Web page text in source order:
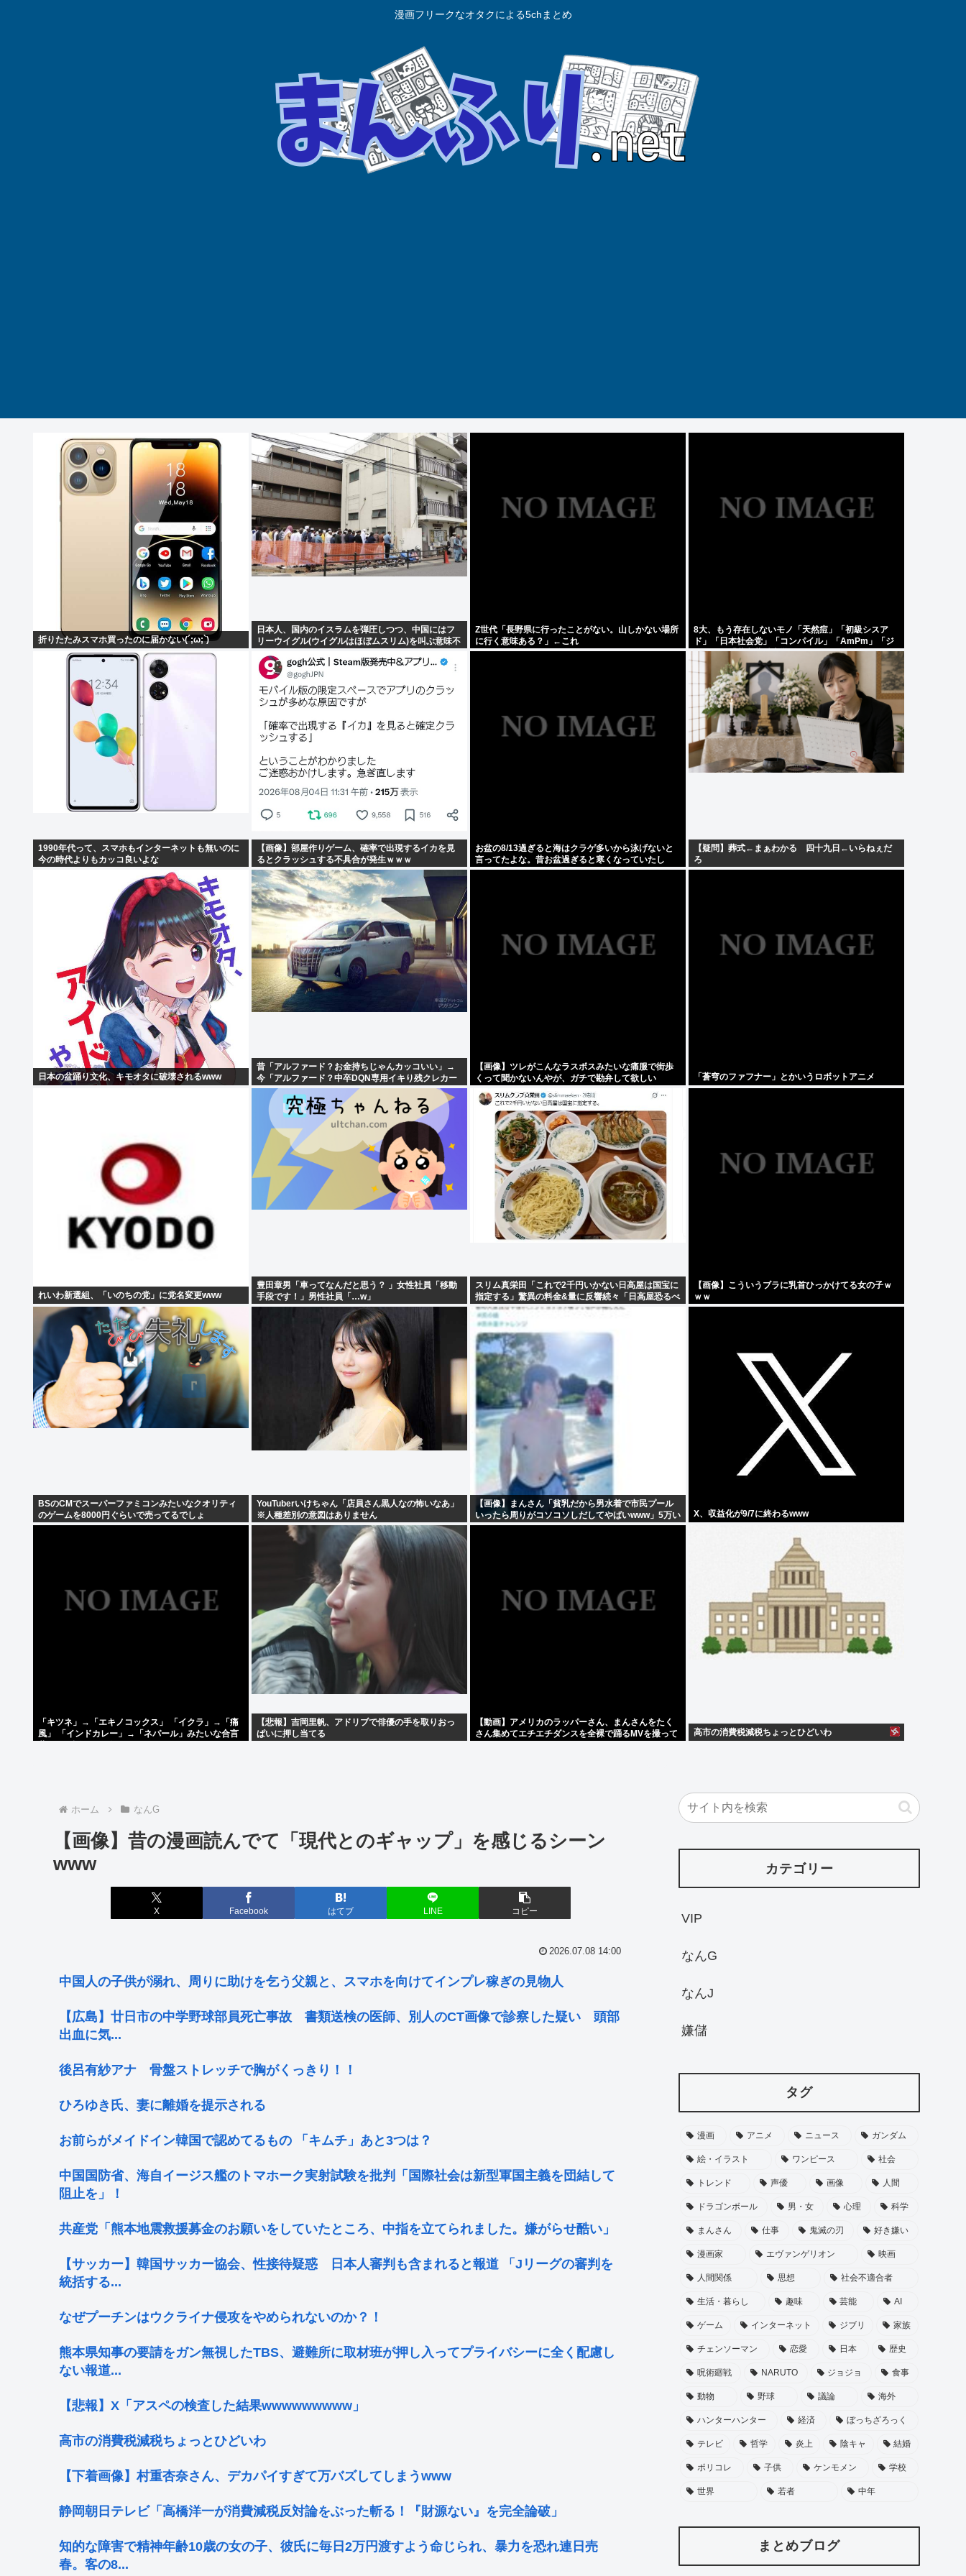
漫画フリークなオタクによる5chまとめ
折りたたみスマホ買ったのに届かない(´;ω;`)
日本人、国内のイスラムを弾圧しつつ、中国にはフ
リーウイグル(ウイグルはほぼムスリム)を叫ぶ意味不
Z世代「長野県に行ったことがない。山しかない場所
に行く意味ある？」←これ
8大、もう存在しないモノ「天然痘」「初級シスア
ド」「日本社会党」「コンパイル」「AmPm」「ジ
ャスコ」「共立薬科大学」
1990年代って、スマホもインターネットも無いのに
今の時代よりもカッコ良いよな
【画像】部屋作りゲーム、確率で出現するイカを見
るとクラッシュする不具合が発生ｗｗｗ
お盆の8/13過ぎると海はクラゲ多いから泳げないと
言ってたよな。昔お盆過ぎると寒くなっていたし
【疑問】葬式←まぁわかる 四十九日←いらねぇだ
ろ
日本の盆踊り文化、キモオタに破壊されるwww
昔「アルファード？お金持ちじゃんカッコいい」→
今「アルファード？中卒DQN専用イキり残クレカー
じゃんwww」
【画像】ツレがこんなラスボスみたいな痛服で街歩
くって聞かないんやが、ガチで勘弁して欲しい
「蒼穹のファフナー」とかいうロボットアニメ
れいわ新選組、「いのちの党」に党名変更www
豊田章男「車ってなんだと思う？ 」女性社員「移動
手段です！」男性社員「…w」
スリム真栄田「これで2千円いかない日高屋は国宝に
指定する」驚異の料金&量に反響続々「日高屋恐るべ
し！」
【画像】こういうブラに乳首ひっかけてる女の子ｗ
ｗｗ
BSのCMでスーパーファミコンみたいなクオリティ
のゲームを8000円ぐらいで売ってるでしょ
YouTuberいけちゃん「店員さん黒人なの怖いなあ」
※人種差別の意図はありません
【画像】まんさん「貧乳だから男水着で市民プール
いったら周りがコソコソしだしてやばいwww」5万い
いね
X、収益化が9/7に終わるwww
「キツネ」→「エキノコックス」 「イクラ」→「痛
風」 「インドカレー」→「ネパール」みたいな合言
【悲報】吉岡里帆、アドリブで俳優の手を取りおっ
ぱいに押し当てる
【動画】アメリカのラッパーさん、まんさんをたく
さん集めてエチエチダンスを全裸で踊るMVを撮って
高市の消費税減税ちょっとひどいわ
ホーム なんG
【画像】昔の漫画読んでて「現代とのギャップ」を感じるシーン
www
X Facebook はてブ LINE コピー
2026.07.08 14:00
中国人の子供が溺れ、周りに助けを乞う父親と、スマホを向けてインプレ稼ぎの見物人
【広島】廿日市の中学野球部員死亡事故 書類送検の医師、別人のCT画像で診察した疑い 頭部
出血に気...
後呂有紗アナ 骨盤ストレッチで胸がくっきり！！
ひろゆき氏、妻に離婚を提示される
お前らがメイドイン韓国で認めてるもの 「キムチ」あと3つは？
中国国防省、海自イージス艦のトマホーク実射試験を批判「国際社会は新型軍国主義を団結して
阻止を」！
共産党「熊本地震救援募金のお願いをしていたところ、中指を立てられました。嫌がらせ酷い」
【サッカー】韓国サッカー協会、性接待疑惑 日本人審判も含まれると報道 「Jリーグの審判を
統括する...
なぜプーチンはウクライナ侵攻をやめられないのか？！
熊本県知事の要請をガン無視したTBS、避難所に取材班が押し入ってプライバシーに全く配慮し
ない報道...
【悲報】X「アスペの検査した結果wwwwwwwww」
高市の消費税減税ちょっとひどいわ
【下着画像】村重杏奈さん、デカパイすぎて万バズしてしまうwww
静岡朝日テレビ「高橋洋一が消費減税反対論をぶった斬る！『財源ない』を完全論破」
知的な障害で精神年齢10歳の女の子、彼氏に毎日2万円渡すよう命じられ、暴力を恐れ連日売
春。客の8...
カテゴリー
VIP
なんG
なんJ
嫌儲
タグ
漫画 アニメ ニュース ガンダム
絵・イラスト ワンピース 社会
トレンド 声優 画像 人間
ドラゴンボール 男・女 心理 科学
まんさん 仕事 鬼滅の刃 好き嫌い
漫画家 エヴァンゲリオン 映画
人間関係 思想 社会不適合者
生活・暮らし 趣味 芸能 AI
ゲーム インターネット ジブリ 家族
チェンソーマン 恋愛 日本 歴史
呪術廻戦 NARUTO ジョジョ 食事
動物 野球 議論 海外
ハンターハンター 経済 ぼっちざろっく
テレビ 哲学 炎上 陰キャ 結婚
ポリコレ 子供 ケンモメン 学校
世界 若者 中年
まとめブログ